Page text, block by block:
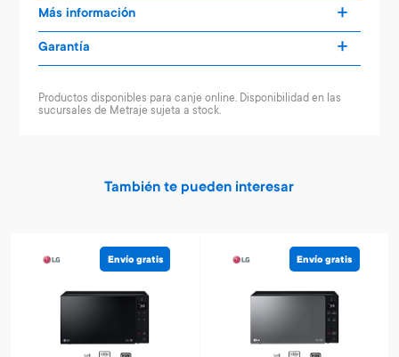
Más información
Garantía
Productos disponibles para canje online. Disponibilidad en las
sucursales de Metraje sujeta a stock.
También te pueden interesar
Envío gratis Envío gratis